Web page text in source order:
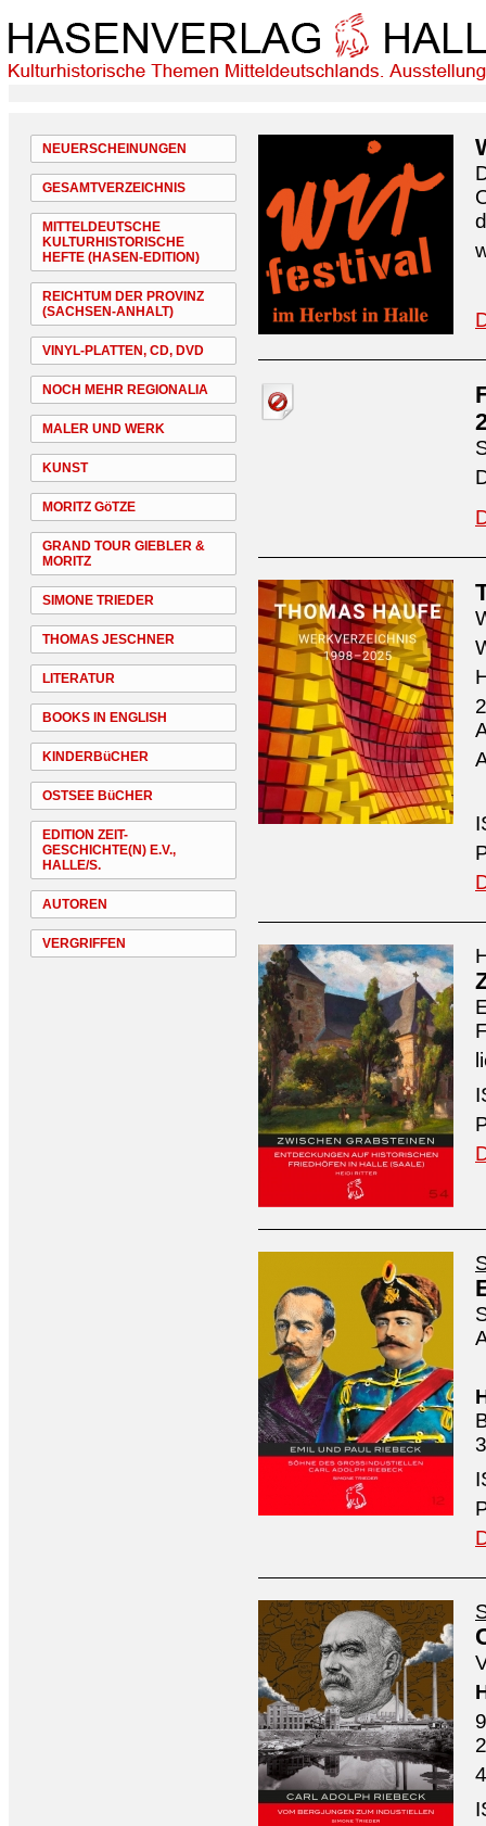
NEUERSCHEINUNGEN
GESAMTVERZEICHNIS
MITTELDEUTSCHE
KULTURHISTORISCHE
HEFTE (HASEN-EDITION)
REICHTUM DER PROVINZ
(SACHSEN-ANHALT)
VINYL-PLATTEN, CD, DVD
NOCH MEHR REGIONALIA
MALER UND WERK
KUNST
MORITZ GöTZE
GRAND TOUR GIEBLER &
MORITZ
SIMONE TRIEDER
THOMAS JESCHNER
LITERATUR
BOOKS IN ENGLISH
KINDERBüCHER
OSTSEE BüCHER
EDITION ZEIT-
GESCHICHTE(N) E.V.,
HALLE/S.
AUTOREN
VERGRIFFEN